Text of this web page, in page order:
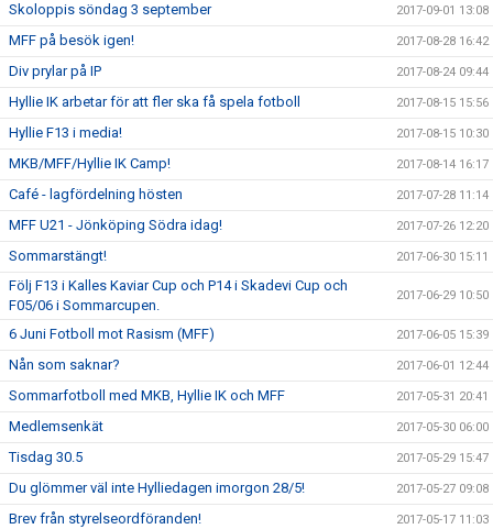
Skoloppis söndag 3 september 2017-09-01 13:08
MFF på besök igen! 2017-08-28 16:42
Div prylar på IP 2017-08-24 09:44
Hyllie IK arbetar för att fler ska få spela fotboll 2017-08-15 15:56
Hyllie F13 i media! 2017-08-15 10:30
MKB/MFF/Hyllie IK Camp! 2017-08-14 16:17
Café - lagfördelning hösten 2017-07-28 11:14
MFF U21 - Jönköping Södra idag! 2017-07-26 12:20
Sommarstängt! 2017-06-30 15:11
Följ F13 i Kalles Kaviar Cup och P14 i Skadevi Cup och
F05/06 i Sommarcupen.
2017-06-29 10:50
6 Juni Fotboll mot Rasism (MFF) 2017-06-05 15:39
Nån som saknar? 2017-06-01 12:44
Sommarfotboll med MKB, Hyllie IK och MFF 2017-05-31 20:41
Medlemsenkät 2017-05-30 06:00
Tisdag 30.5 2017-05-29 15:47
Du glömmer väl inte Hylliedagen imorgon 28/5! 2017-05-27 09:08
Brev från styrelseordföranden! 2017-05-17 11:03